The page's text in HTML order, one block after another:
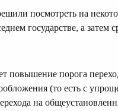
посмотреть на
государстве, а затем
повышение порога
(то есть с
на